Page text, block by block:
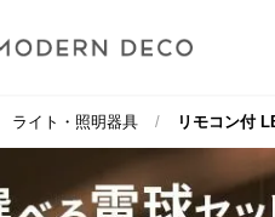
ライト・照明器具 リモコン付